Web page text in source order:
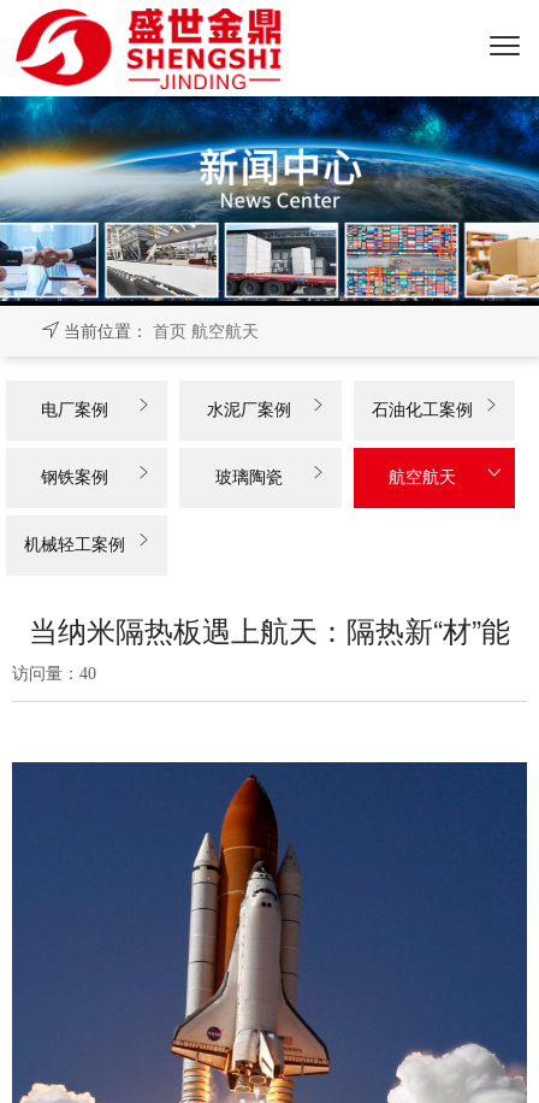
当前位置： 首页 航空航天
电厂案例  水泥厂案例  石油化工案例 
钢铁案例  玻璃陶瓷  航空航天 
机械轻工案例 
当纳米隔热板遇上航天：隔热新“材”能
访问量： 40